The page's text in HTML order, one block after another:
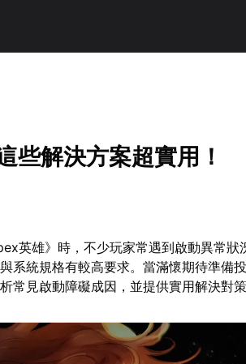
些解決方案超實用！
英雄》時，不少玩家常遇到啟動異常狀
系統規格有較高要求。當滿懷期待準備
常見啟動障礙成因，並提供實用解決對